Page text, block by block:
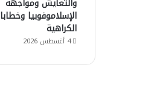
والتعايش ومواجهة
الإسلاموفوبيا
الكراهية
4 أغسطس 2026